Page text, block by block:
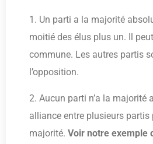
1. Un parti a la majorité
moitié des élus plus un. Il
commune. Les autres partis
l’opposition.
2. Aucun parti n’a la majorité
alliance entre plusieurs partis
majorité. Voir notre exemple